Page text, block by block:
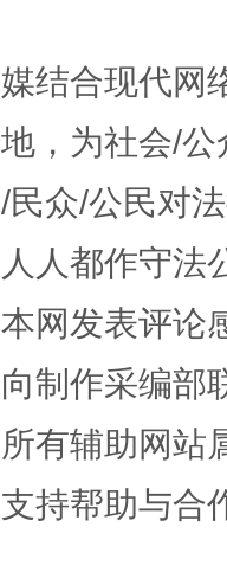
药对药下症？
结合现代网
，为社会/
民众/公民对
人都作守法
网发表评论
制作采编部
有辅助网站
持帮助与合